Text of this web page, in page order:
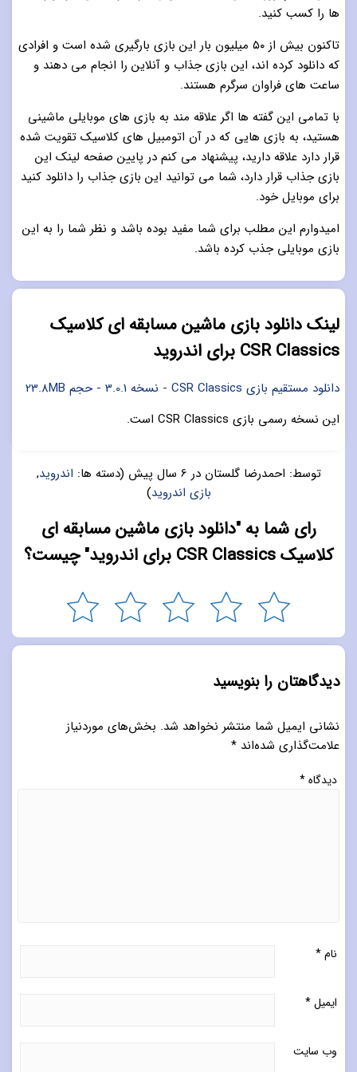
ها را کسب کنید.
تاکنون بیش از ۵۰ میلیون بار این بازی بارگیری شده است و افرادی
که دانلود کرده اند، این بازی جذاب و آنلاین را انجام می دهند و
ساعت های فراوان سرگرم هستند.
با تمامی این گفته ها اگر علاقه مند به بازی های موبایلی ماشینی
هستید، به بازی هایی که در آن اتومبیل های کلاسیک تقویت شده
قرار دارد علاقه دارید، پیشنهاد می کنم در پایین صفحه لینک این
بازی جذاب قرار دارد، شما می توانید این بازی جذاب را دانلود کنید
برای موبایل خود.
امیدوارم این مطلب برای شما مفید بوده باشد و نظر شما را به این
بازی موبایلی جذب کرده باشد.
لینک دانلود بازی ماشین مسابقه ای کلاسیک
CSR Classics برای اندروید
دانلود مستقیم بازی CSR Classics - نسخه 3.0.1 - حجم 23.8MB
این نسخه رسمی بازی CSR Classics است.
توسط: احمدرضا گلستان در 6 سال پیش (دسته ها: اندروید,
بازی اندروید)
رای شما به "دانلود بازی ماشین مسابقه ای
کلاسیک CSR Classics برای اندروید" چیست؟
دیدگاهتان را بنویسید
نشانی ایمیل شما منتشر نخواهد شد. بخش‌های موردنیاز
علامت‌گذاری شده‌اند *
دیدگاه*
نام*
ایمیل*
وب‌ سایت